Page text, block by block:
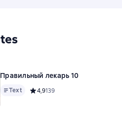
Правильный лекарь 10
Text Средний рейтинг 4,9 на основе
4,9139